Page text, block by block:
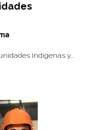
indígenas y...